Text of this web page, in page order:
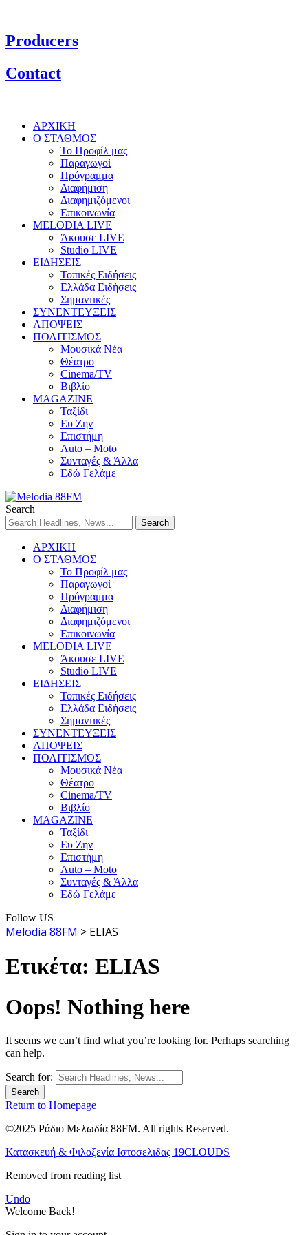
Producers
Contact
ΑΡΧΙΚΗ
Ο ΣΤΑΘΜΟΣ
Το Προφίλ μας
Παραγωγοί
Πρόγραμμα
Διαφήμιση
Διαφημιζόμενοι
Επικοινωνία
MELODIA LIVE
Άκουσε LIVE
Studio LIVE
ΕΙΔΗΣΕΙΣ
Τοπικές Ειδήσεις
Ελλάδα Ειδήσεις
Σημαντικές
ΣΥΝΕΝΤΕΥΞΕΙΣ
ΑΠΟΨΕΙΣ
ΠΟΛΙΤΙΣΜΟΣ
Μουσικά Νέα
Θέατρο
Cinema/TV
Βιβλίο
MAGAZINE
Ταξίδι
Ευ Ζην
Επιστήμη
Auto – Moto
Συνταγές & Άλλα
Εδώ Γελάμε
Search
ΑΡΧΙΚΗ
Ο ΣΤΑΘΜΟΣ
Το Προφίλ μας
Παραγωγοί
Πρόγραμμα
Διαφήμιση
Διαφημιζόμενοι
Επικοινωνία
MELODIA LIVE
Άκουσε LIVE
Studio LIVE
ΕΙΔΗΣΕΙΣ
Τοπικές Ειδήσεις
Ελλάδα Ειδήσεις
Σημαντικές
ΣΥΝΕΝΤΕΥΞΕΙΣ
ΑΠΟΨΕΙΣ
ΠΟΛΙΤΙΣΜΟΣ
Μουσικά Νέα
Θέατρο
Cinema/TV
Βιβλίο
MAGAZINE
Ταξίδι
Ευ Ζην
Επιστήμη
Auto – Moto
Συνταγές & Άλλα
Εδώ Γελάμε
Follow US
Melodia 88FM > ELIAS
Ετικέτα: ELIAS
Oops! Nothing here
It seems we can’t find what you’re looking for. Perhaps searching
can help.
Search for:
Return to Homepage
©2025 Ράδιο Μελωδία 88FM. All rights Reserved.
Κατασκευή & Φιλοξενία Ιστοσελιδας 19CLOUDS
Removed from reading list
Undo
Welcome Back!